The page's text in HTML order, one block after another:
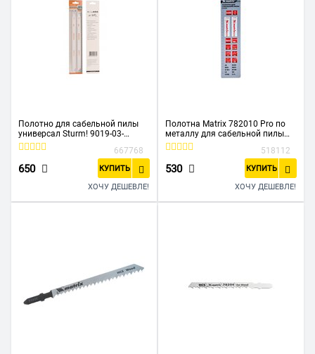
Полотно для сабельной пилы
универсал Sturm! 9019-03-
S1222VF
667768
650 КУПИТЬ
ХОЧУ ДЕШЕВЛЕ!
Полотна Matrix 782010 Pro по
металлу для сабельной пилы
S1122EF 200/1,4мм, Bimetal, 2шт
518112
530 КУПИТЬ
ХОЧУ ДЕШЕВЛЕ!